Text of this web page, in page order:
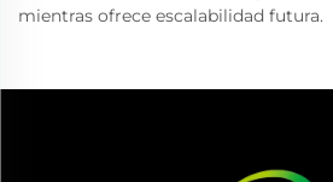
mientras ofrece escalabilidad futura.